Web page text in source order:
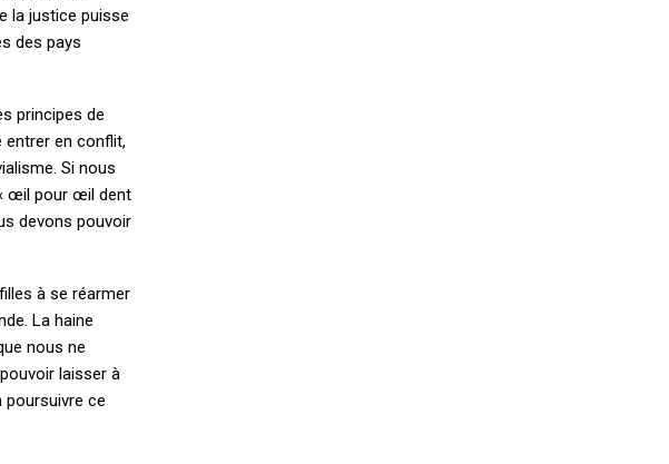
la justice puisse
des pays
principes de
entrer en conflit,
Si nous
« œil pour œil dent
devons pouvoir
à se réarmer
La haine
nous ne
laisser à
poursuivre ce